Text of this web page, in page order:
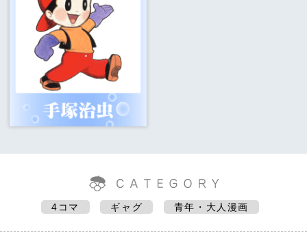
4コマ ギャグ 青年・大人漫画